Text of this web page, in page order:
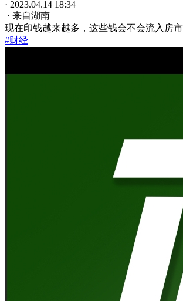
· 2023.04.14 18:34
· 来自湖南
现在印钱越来越多，这些钱会不会流入房
#财经